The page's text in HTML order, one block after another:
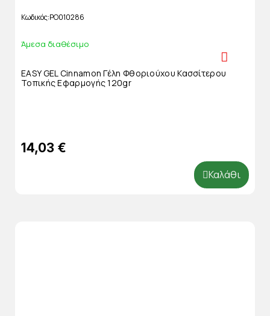
Κωδικός PO010286
Άμεσα διαθέσιμο
EASY GEL Cinnamon Γέλη Φθοριούχου Κασσίτερου
Τοπικής Εφαρμογής 120gr
14,03 €
Καλάθι